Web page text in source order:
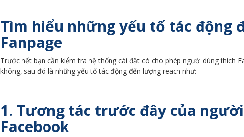
Tìm hiểu những yếu tố tác động
Fanpage
Trước hết bạn cần kiểm tra hệ thống cài đặt có cho phép người dùng thích
không, sau đó là những yếu tố tác động đến lượng reach như:
1. Tương tác trước đây của
Facebook